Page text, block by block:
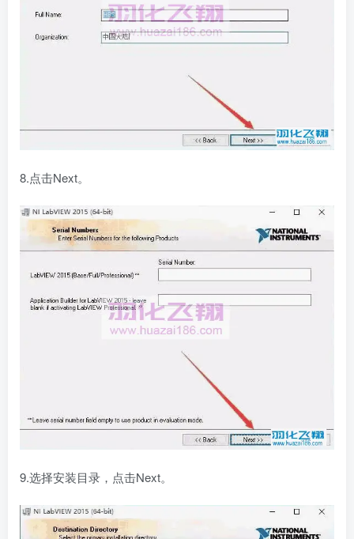
8.点击Next。
9.选择安装目录，点击Next。